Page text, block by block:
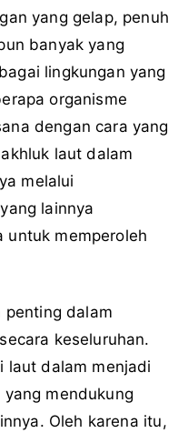
yang gelap, penuh
banyak yang
lingkungan yang
organisme
dengan cara yang
laut dalam
melalui
lainnya
untuk memperoleh
penting dalam
keseluruhan.
laut dalam menjadi
mendukung
Oleh karena itu,